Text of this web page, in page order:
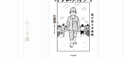
ちくま文庫